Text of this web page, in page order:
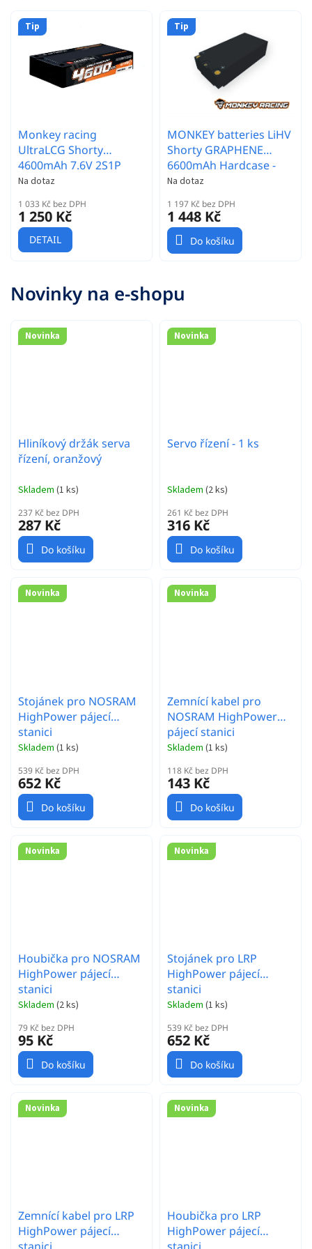
Tip
Monkey racing
UltraLCG Shorty
4600mAh 7.6V 2S1P
140C/280 LiHV
Na dotaz
1 033 Kč bez DPH
1 250 Kč
DETAIL
Tip
MONKEY batteries LiHV
Shorty GRAPHENE
6600mAh Hardcase -
7.6V 2S 150C/300C
Na dotaz
1 197 Kč bez DPH
1 448 Kč
Do košíku
Novinky na e-shopu
Novinka
Hliníkový držák serva
řízení, oranžový
Skladem (1 ks)
237 Kč bez DPH
287 Kč
Do košíku
Novinka
Servo řízení - 1 ks
Skladem (2 ks)
261 Kč bez DPH
316 Kč
Do košíku
Novinka
Stojánek pro NOSRAM
HighPower pájecí
stanici
Skladem (1 ks)
539 Kč bez DPH
652 Kč
Do košíku
Novinka
Zemnící kabel pro
NOSRAM HighPower
pájecí stanici
Skladem (1 ks)
118 Kč bez DPH
143 Kč
Do košíku
Novinka
Houbička pro NOSRAM
HighPower pájecí
stanici
Skladem (2 ks)
79 Kč bez DPH
95 Kč
Do košíku
Novinka
Stojánek pro LRP
HighPower pájecí
stanici
Skladem (1 ks)
539 Kč bez DPH
652 Kč
Do košíku
Novinka
Zemnící kabel pro LRP
HighPower pájecí
Novinka
Houbička pro LRP
HighPower pájecí